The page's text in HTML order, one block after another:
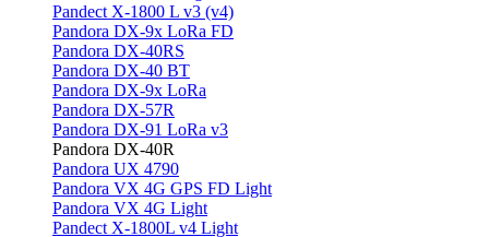
Pandect X-1800 L v3 (v4)
Pandora DX-9x LoRa FD
Pandora DX-40RS
Pandora DX-40 BT
Pandora DX-9x LoRa
Pandora DX-57R
Pandora DX-91 LoRa v3
Pandora DX-40R
Pandora UX 4790
Pandora VX 4G GPS FD Light
Pandora VX 4G Light
Pandect X-1800L v4 Light